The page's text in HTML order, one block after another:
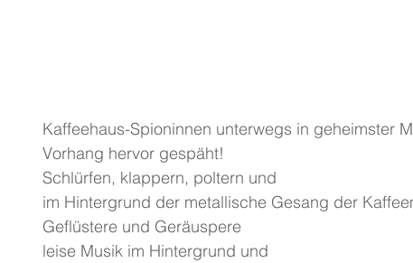
Kaffeehaus-Spioninnen unterwegs in geheimster
Vorhang hervor gespäht!
Schlürfen, klappern, poltern und
im Hintergrund der metallische Gesang der
Geflüstere und Geräuspere
leise Musik im Hintergrund und